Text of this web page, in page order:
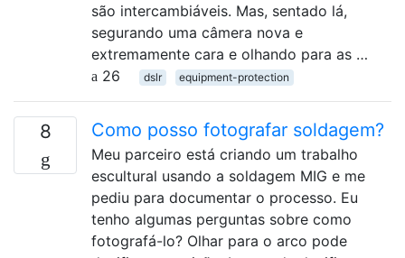
são intercambiáveis. Mas, sentado lá,
segurando uma câmera nova e
extremamente cara e olhando para as …
26
dslr equipment-protection
8 Como posso fotografar soldagem?
Meu parceiro está criando um trabalho
escultural usando a soldagem MIG e me
pediu para documentar o processo. Eu
tenho algumas perguntas sobre como
fotografá-lo? Olhar para o arco pode